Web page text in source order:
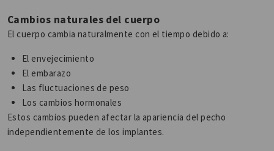
Cambios naturales del cuerpo
El cuerpo cambia naturalmente con el tiempo debido a:
El envejecimiento
El embarazo
Las fluctuaciones de peso
Los cambios hormonales
Estos cambios pueden afectar la apariencia del pecho
independientemente de los implantes.